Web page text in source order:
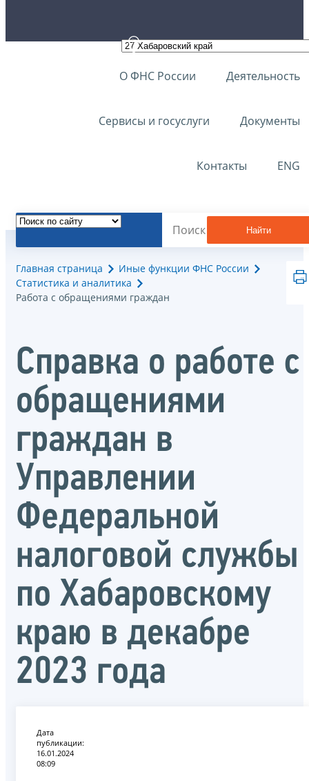
О ФНС России Деятельность
Сервисы и госуслуги Документы
Контакты ENG
Найти
Главная страница
Иные функции ФНС России
Статистика и аналитика
Работа с обращениями граждан
Справка о работе с
обращениями
граждан в
Управлении
Федеральной
налоговой службы
по Хабаровскому
краю в декабре
2023 года
Дата
публикации:
16.01.2024
08:09